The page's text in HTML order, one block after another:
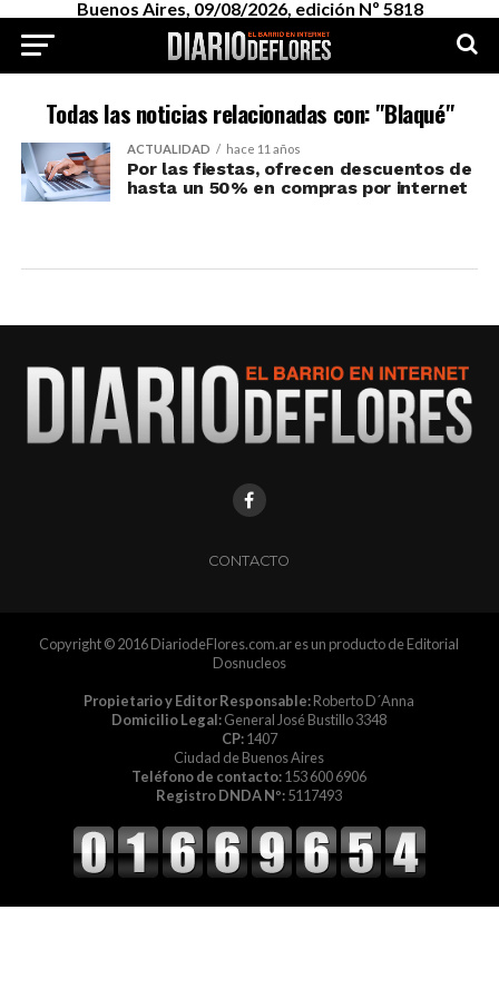
Buenos Aires, 09/08/2026, edición Nº 5818
Todas las noticias relacionadas con: "Blaqué"
ACTUALIDAD hace 11 años
Por las fiestas, ofrecen descuentos de
hasta un 50% en compras por internet
CONTACTO
Copyright © 2016 DiariodeFlores.com.ar es un producto de Editorial
Dosnucleos
Propietario y Editor Responsable:Roberto D´Anna
Domicilio Legal:General José Bustillo 3348
CP:1407
Ciudad de Buenos Aires
Teléfono de contacto:153 600 6906
Registro DNDA Nº:5117493